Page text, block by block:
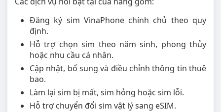
Đăng ký sim VinaPhone chính chủ theo quy
định.
Hỗ trợ chọn sim theo năm sinh, phong thủy
hoặc nhu cầu cá nhân.
Cập nhật, bổ sung và điều chỉnh thông tin thuê
bao.
Làm lại sim bị mất, sim hỏng hoặc sim lỗi.
Hỗ trợ chuyển đổi sim vật lý sang eSIM.